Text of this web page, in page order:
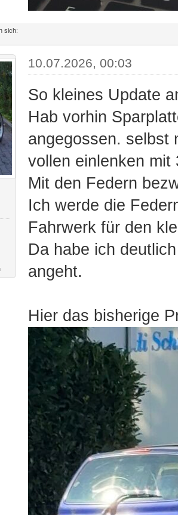
sich:
10.07.2026, 00:03
So kleines Update
Hab vorhin
angegossen. selbst
vollen einlenken mit
Mit den Federn
Ich werde die
Fahrwerk für den
Da habe ich
angeht.
Hier das bisherige